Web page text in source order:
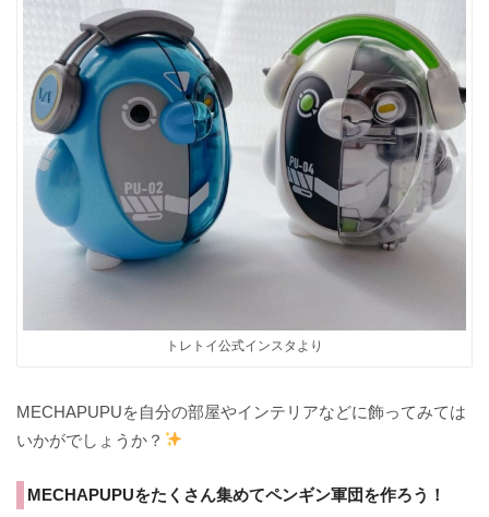
トレトイ公式インスタより
MECHAPUPUを自分の部屋やインテリアなどに飾ってみては
いかがでしょうか？
MECHAPUPUをたくさん集めてペンギン軍団を作ろう！